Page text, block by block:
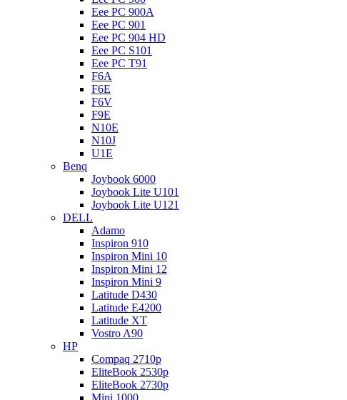
Eee PC 900A
Eee PC 901
Eee PC 904 HD
Eee PC S101
Eee PC T91
F6A
F6E
F6V
F9E
N10E
N10J
U1E
Benq
Joybook 6000
Joybook Lite U101
Joybook Lite U121
DELL
Adamo
Inspiron 910
Inspiron Mini 10
Inspiron Mini 12
Inspiron Mini 9
Latitude D430
Latitude E4200
Latitude XT
Vostro A90
HP
Compaq 2710p
EliteBook 2530p
EliteBook 2730p
Mini 1000